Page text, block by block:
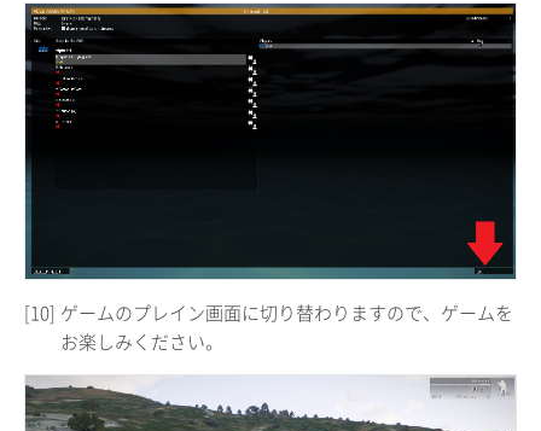
[10] ゲームのプレイン画面に切り替わりますので、ゲームを
お楽しみください。